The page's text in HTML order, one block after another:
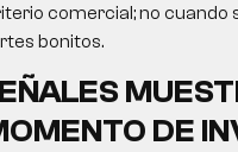
comercial; no cuando
bonitos.
DE